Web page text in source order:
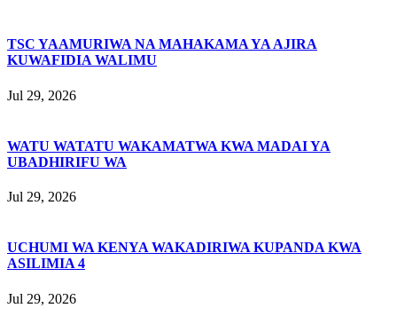
TSC YAAMURIWA NA MAHAKAMA YA AJIRA
KUWAFIDIA WALIMU
Jul 29, 2026
WATU WATATU WAKAMATWA KWA MADAI YA
UBADHIRIFU WA
Jul 29, 2026
UCHUMI WA KENYA WAKADIRIWA KUPANDA KWA
ASILIMIA 4
Jul 29, 2026